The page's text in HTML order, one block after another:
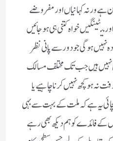
ہے ورنہ کہانیاں اور مفروضے
خواہ کتنی ہی ہوجائیں
ہوگی جو دور سے پانی نظر
نہیں ہیں جب تک مختلف مسالک
ہو کچھ نہیں کرنا چاہیے یا
یہ ہے کہ ملت کے بہت سے بہی
کے فائدے کو ہم دیکھ بھی رہے